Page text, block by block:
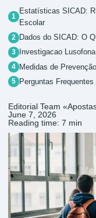
Estatísticas SICAD:
Escolar
Dados do SICAD: O
Investigacao
Medidas de
Perguntas Frequentes
Editorial Team
June 7, 2026
Reading time: 7 min